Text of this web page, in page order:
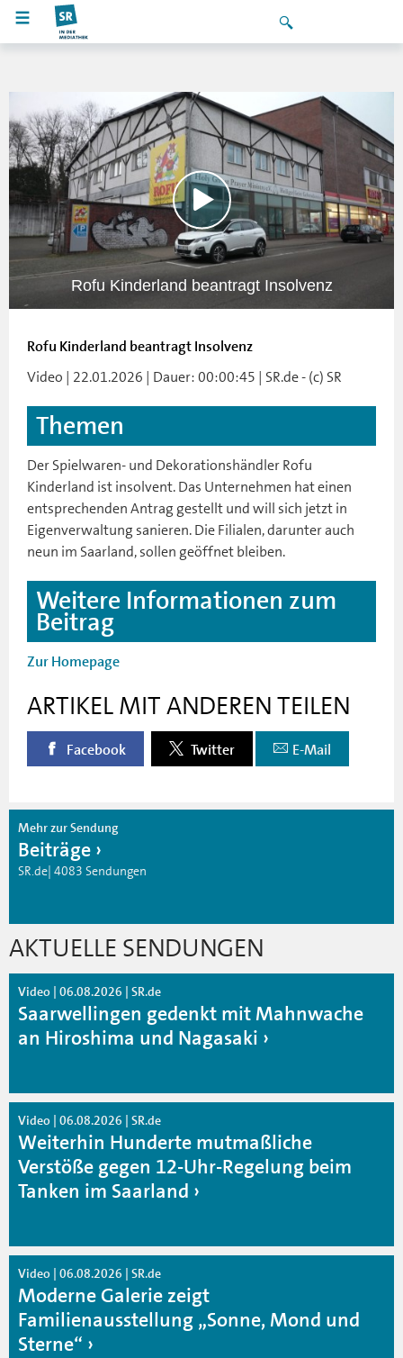
Rofu Kinderland beantragt Insolvenz
Rofu Kinderland beantragt Insolvenz
Video | 22.01.2026 | Dauer: 00:00:45 | SR.de - (c) SR
Themen
Der Spielwaren- und Dekorationshändler Rofu
Kinderland ist insolvent. Das Unternehmen hat einen
entsprechenden Antrag gestellt und will sich jetzt in
Eigenverwaltung sanieren. Die Filialen, darunter auch
neun im Saarland, sollen geöffnet bleiben.
Weitere Informationen zum
Beitrag
Zur Homepage
ARTIKEL MIT ANDEREN TEILEN
Facebook Twitter E-Mail
Mehr zur Sendung
Beiträge
SR.de| 4083 Sendungen
AKTUELLE SENDUNGEN
Video | 06.08.2026 | SR.de
Saarwellingen gedenkt mit Mahnwache
an Hiroshima und Nagasaki
Video | 06.08.2026 | SR.de
Weiterhin Hunderte mutmaßliche
Verstöße gegen 12-Uhr-Regelung beim
Tanken im Saarland
Video | 06.08.2026 | SR.de
Moderne Galerie zeigt
Familienausstellung „Sonne, Mond und
Sterne“